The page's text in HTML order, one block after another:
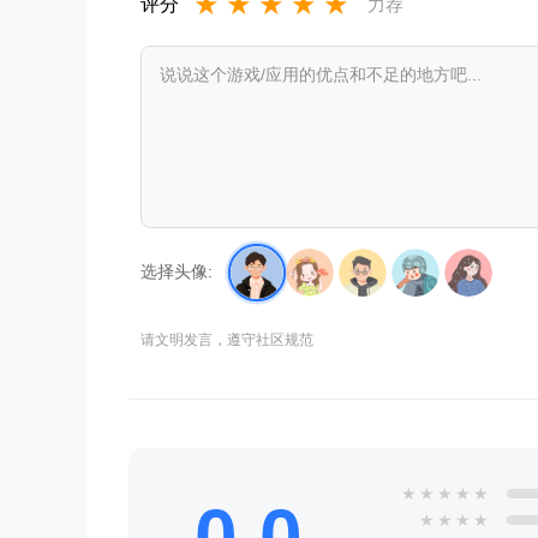
选择头像:
请文明发言，遵守社区规范
★ ★ ★ ★ ★
★ ★ ★ ★